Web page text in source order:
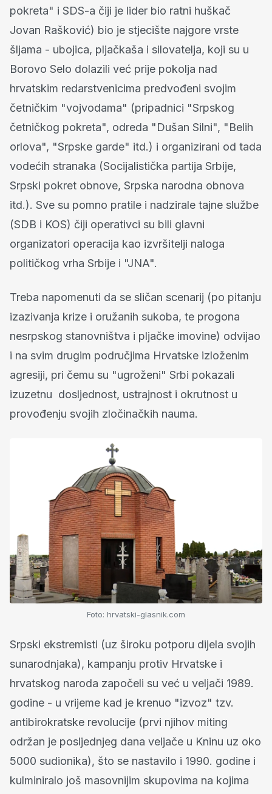
pokreta" i SDS-a čiji je lider bio ratni huškač
Jovan Rašković) bio je stjecište najgore vrste
šljama - ubojica, pljačkaša i silovatelja, koji su u
Borovo Selo dolazili već prije pokolja nad
hrvatskim redarstvenicima predvođeni svojim
četničkim "vojvodama" (pripadnici "Srpskog
četničkog pokreta", odreda "Dušan Silni", "Belih
orlova", "Srpske garde" itd.) i organizirani od tada
vodećih stranaka (Socijalistička partija Srbije,
Srpski pokret obnove, Srpska narodna obnova
itd.). Sve su pomno pratile i nadzirale tajne službe
(SDB i KOS) čiji operativci su bili glavni
organizatori operacija kao izvršitelji naloga
političkog vrha Srbije i "JNA".
Treba napomenuti da se sličan scenarij (po pitanju
izazivanja krize i oružanih sukoba, te progona
nesrpskog stanovništva i pljačke imovine) odvijao
i na svim drugim područjima Hrvatske izloženim
agresiji, pri čemu su "ugroženi" Srbi pokazali
izuzetnu dosljednost, ustrajnost i okrutnost u
provođenju svojih zločinačkih nauma.
Foto: hrvatski-glasnik.com
Srpski ekstremisti (uz široku potporu dijela svojih
sunarodnjaka), kampanju protiv Hrvatske i
hrvatskog naroda započeli su već u veljači 1989.
godine - u vrijeme kad je krenuo "izvoz" tzv.
antibirokratske revolucije (prvi njihov miting
održan je posljednjeg dana veljače u Kninu uz oko
5000 sudionika), što se nastavilo i 1990. godine i
kulminiralo još masovnijim skupovima na kojima